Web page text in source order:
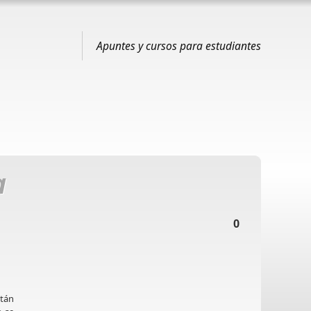
Apuntes y cursos para estudiantes
0